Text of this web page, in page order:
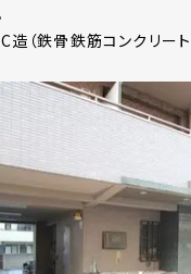
（鉄骨鉄筋コンクリート